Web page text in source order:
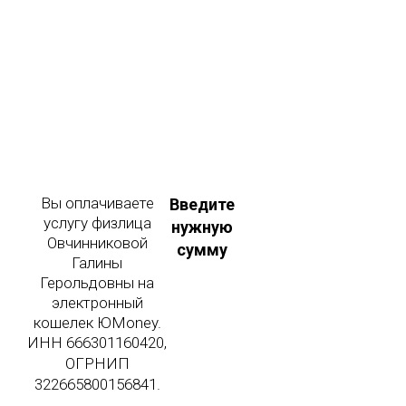
Вы оплачиваете
услугу физлица
Овчинниковой
Галины
Герольдовны на
электронный
кошелек ЮMoney.
ИНН 666301160420,
ОГРНИП
322665800156841.
Введите
нужную
сумму